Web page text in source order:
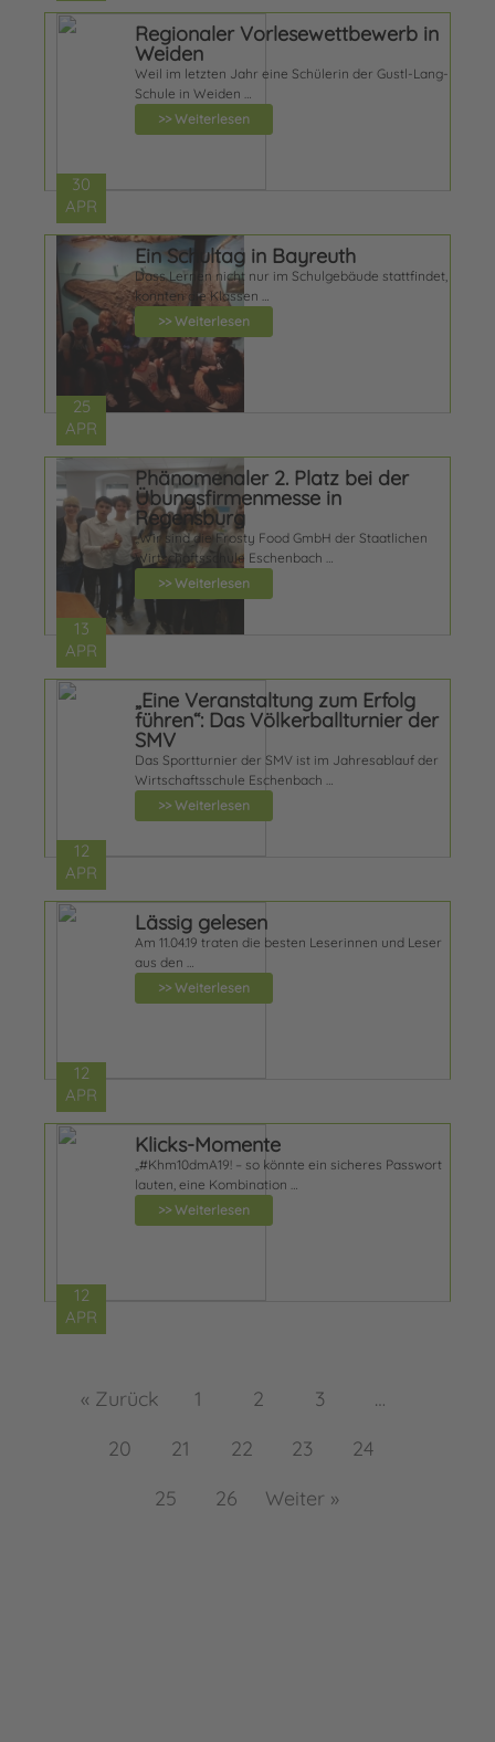
30
APR
Regionaler Vorlesewettbewerb in
Weiden
Weil im letzten Jahr eine Schülerin der Gustl-Lang-
Schule in Weiden …
>> Weiterlesen
25
APR
Ein Schultag in Bayreuth
Dass Lernen nicht nur im Schulgebäude stattfindet,
konnten die Klassen …
>> Weiterlesen
13
APR
Phänomenaler 2. Platz bei der
Übungsfirmenmesse in
Regensburg
„Wir sind die Frosty Food GmbH der Staatlichen
Wirtschaftsschule Eschenbach …
>> Weiterlesen
12
APR
„Eine Veranstaltung zum Erfolg
führen“: Das Völkerballturnier der
SMV
Das Sportturnier der SMV ist im Jahresablauf der
Wirtschaftsschule Eschenbach …
>> Weiterlesen
12
APR
Lässig gelesen
Am 11.04.19 traten die besten Leserinnen und Leser
aus den …
>> Weiterlesen
12
APR
Klicks-Momente
„#Khm10dmA19! – so könnte ein sicheres Passwort
lauten, eine Kombination …
>> Weiterlesen
« Zurück 1 2 3
…
20
21 22 23
24
25
26 Weiter »